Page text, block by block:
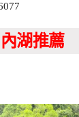
湖推薦